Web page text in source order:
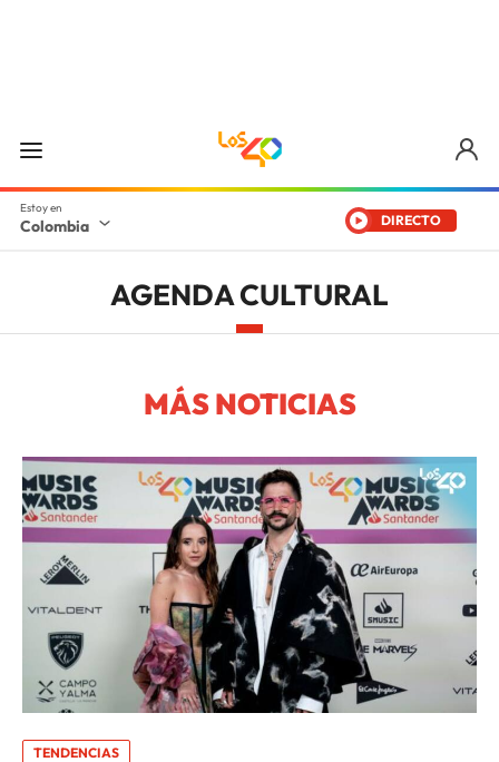
Colombia DIRECTO
AGENDA CULTURAL
MÁS NOTICIAS
TENDENCIAS